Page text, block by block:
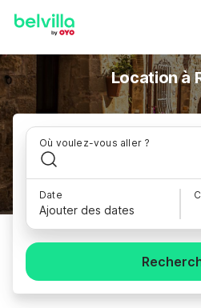
Location à
Où voulez-vous aller ?
Date
Ajouter des dates